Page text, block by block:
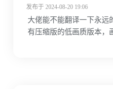
发布于 2024-08-20 19:06
大佬能不能翻译一下永远
有压缩版的低画质版本，